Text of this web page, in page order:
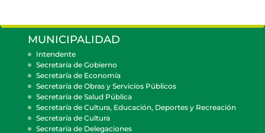
MUNICIPALIDAD
Intendente
Secretaría de Gobierno
Secretaría de Economía
Secretaría de Obras y Servicios Públicos
Secretaría de Salud Pública
Secretaría de Cultura, Educación, Deportes y Recreación
Secretaría de Cultura
Secretaría de Delegaciones